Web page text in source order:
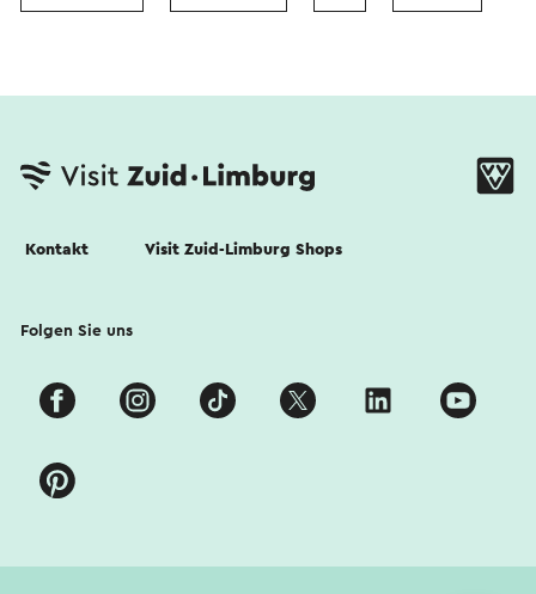
Kontakt Visit Zuid-Limburg Shops
Folgen Sie uns